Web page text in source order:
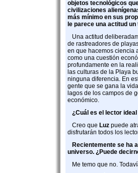
objetos tecnológicos
civilizaciones
más mínimo en sus
le parece una actitud
Una actitud
de rastreadores de
en que hacemos ciencia
como una cuestión
profundamente en la
las culturas de la Playa
ninguna diferencia. En
gente que se gana la
lagos de los campos de
económico.
¿Cuál es el lector
Creo que Luz puede
disfrutarán todos los
Recientemente se ha
universo. ¿Puede
Me temo que no.